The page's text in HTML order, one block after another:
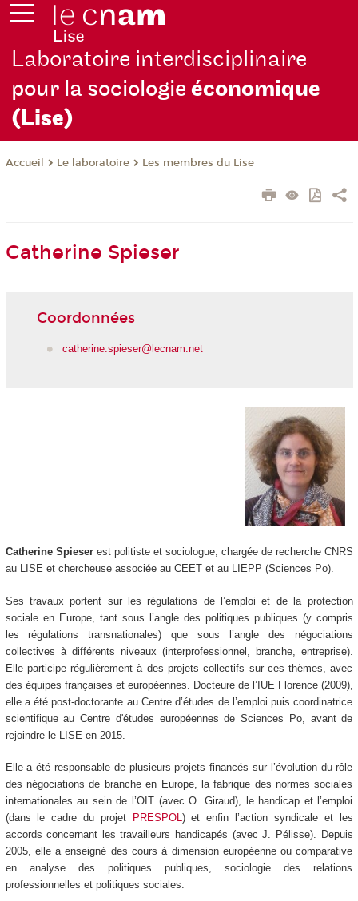
Laboratoire interdisciplinaire
pour la sociologieéconomique
(Lise)
Accueil Le laboratoire Les membres du Lise
Catherine Spieser
Coordonnées
catherine.spieser@lecnam.net
Catherine Spieserest politiste et sociologue, chargée de recherche CNRS
au LISE et chercheuse associée au CEET et au LIEPP (Sciences Po).
Ses travaux portent sur les régulations de l’emploi et de la protection
sociale en Europe, tant sous l’angle des politiques publiques (y compris
les régulations transnationales) que sous l’angle des négociations
collectives à différents niveaux (interprofessionnel, branche, entreprise).
Elle participe régulièrement à des projets collectifs sur ces thèmes, avec
des équipes françaises et européennes. Docteure de l’IUE Florence (2009),
elle a été post-doctorante au Centre d’études de l’emploi puis coordinatrice
scientifique au Centre d'études européennes de Sciences Po, avant de
rejoindre le LISE en 2015.
Elle a été responsable de plusieurs projets financés sur l’évolution du rôle
des négociations de branche en Europe, la fabrique des normes sociales
internationales au sein de l’OIT (avec O. Giraud), le handicap et l’emploi
(dans le cadre du projet
PRESPOL) et enfin l’action syndicale et les
accords concernant les travailleurs handicapés (avec J. Pélisse). Depuis
2005, elle a enseigné des cours à dimension européenne ou comparative
en analyse des politiques publiques, sociologie des relations
professionnelles et politiques sociales.